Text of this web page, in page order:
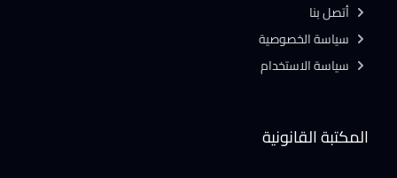
المكتبة القانونية
أتصل بنا
سياسة الخصوصية
سياسة الاستخدام